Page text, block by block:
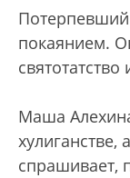
Потерпевший
покаянием.
святотатство
Маша
хулиганстве,
спрашивает,